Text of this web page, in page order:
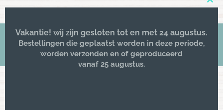
© 2016 -Kriz lifestyle| All rights reserved
Vakantie! wij zijn gesloten tot en met 24 augustus.
Bestellingen die geplaatst worden in deze periode,
worden verzonden en of geproduceerd
vanaf 25 augustus.